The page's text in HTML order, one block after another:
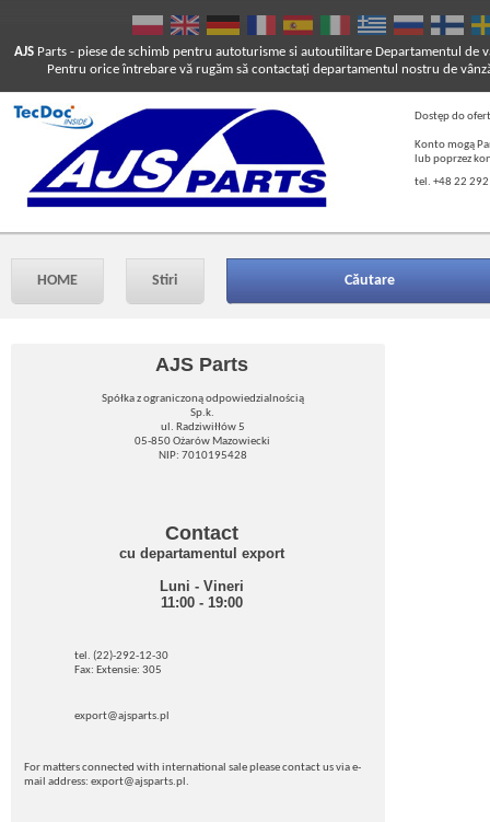
AJS Parts - piese de schimb pentru autoturisme si autoutilitare
Pentru orice întrebare vă rugăm să contactaţi departamentul nostru de
Departamentul de
Dostęp do
Konto mogą
lub poprzez
tel. +48 22
HOME Stiri Căutare
AJS Parts
Spółka z ograniczoną odpowiedzialnością
Sp.k.
ul. Radziwiłłów 5
05-850 Ożarów Mazowiecki
NIP: 7010195428
Contact
cu departamentul export
Luni - Vineri
11:00 - 19:00
tel. (22)-292-12-30
Fax: Extensie: 305
export@ajsparts.pl
For matters connected with international sale please contact us via e-
mail address: export@ajsparts.pl.